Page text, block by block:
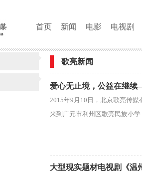
首页 新闻 电影 电视剧
歌亮新闻
爱心无止境，公益在继
2015年9月10日，北京歌亮传
来到广元市利州区歌亮民族小
大型现实题材电视剧《温